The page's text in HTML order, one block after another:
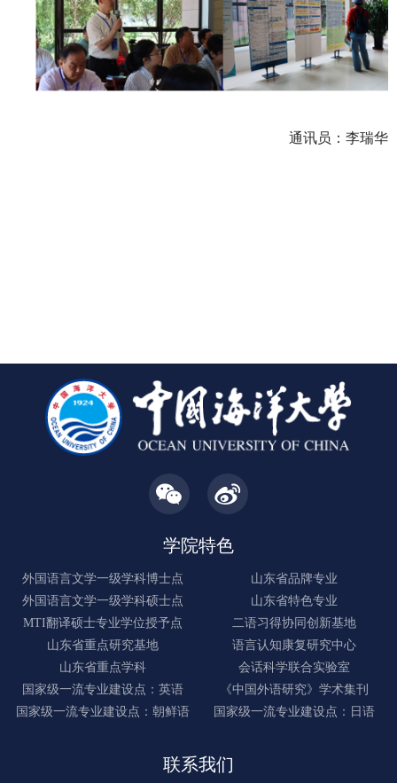
通讯员：李瑞华
学院特色
外国语言文学一级学科博士点
山东省品牌专业
外国语言文学一级学科硕士点
山东省特色专业
MTI翻译硕士专业学位授予点
二语习得协同创新基地
山东省重点研究基地
语言认知康复研究中心
山东省重点学科
会话科学联合实验室
国家级一流专业建设点：英语
《中国外语研究》学术集刊
国家级一流专业建设点：朝鲜语
国家级一流专业建设点：日语
联系我们